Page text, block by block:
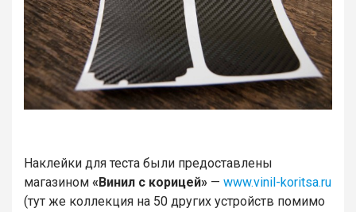
Наклейки для теста были предоставлены
магазином «Винил с корицей» — www.vinil-koritsa.ru
(тут же коллекция на 50 других устройств помимо